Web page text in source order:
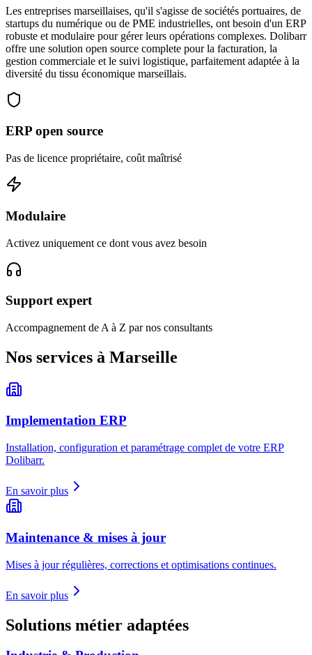
Les entreprises marseillaises, qu'il s'agisse de sociétés portuaires, de
startups du numérique ou de PME industrielles, ont besoin d'un ERP
robuste et modulaire pour gérer leurs opérations complexes. Dolibarr
offre une solution open source complete pour la facturation, la
gestion commerciale et le suivi logistique, parfaitement adaptée à la
diversité du tissu économique marseillais.
ERP open source
Pas de licence propriétaire, coût maîtrisé
Modulaire
Activez uniquement ce dont vous avez besoin
Support expert
Accompagnement de A à Z par nos consultants
Nos services à Marseille
Implementation ERP
Installation, configuration et paramétrage complet de votre ERP
Dolibarr.
En savoir plus
Maintenance & mises à jour
Mises à jour régulières, corrections et optimisations continues.
En savoir plus
Solutions métier adaptées